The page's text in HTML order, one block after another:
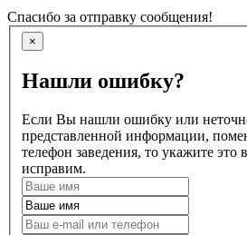
Спасибо за отправку сообщения!
×
Нашли ошибку?
Если Вы нашли ошибку или
представленной информации,
телефон заведения, то укажите
исправим.